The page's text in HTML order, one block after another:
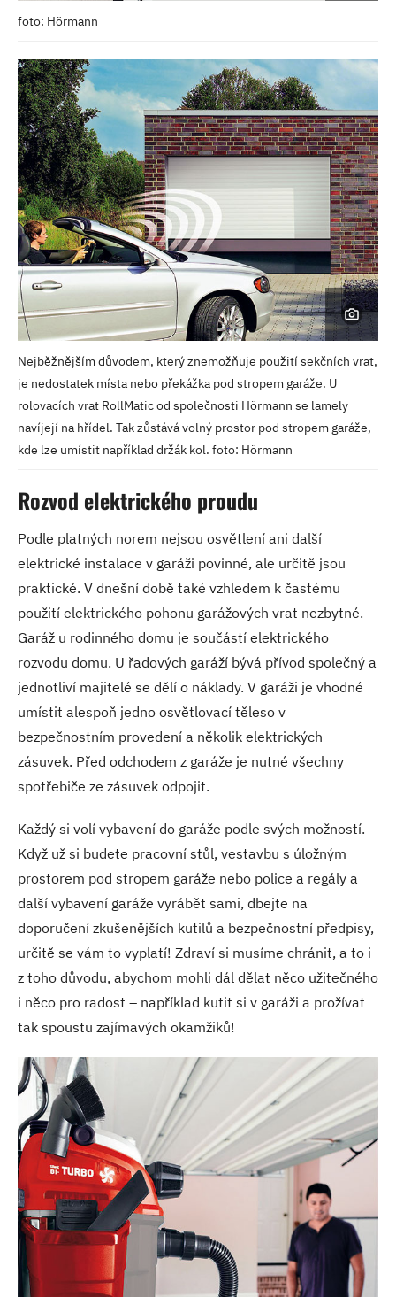
foto: Hörmann
Nejběžnějším důvodem, který znemožňuje použití sekčních vrat,
je nedostatek místa nebo překážka pod stropem garáže. U
rolovacích vrat RollMatic od společnosti Hörmann se lamely
navíjejí na hřídel. Tak zůstává volný prostor pod stropem garáže,
kde lze umístit například držák kol. foto: Hörmann
Rozvod elektrického proudu
Podle platných norem nejsou osvětlení ani další
elektrické instalace v garáži povinné, ale určitě jsou
praktické. V dnešní době také vzhledem k častému
použití elektrického pohonu garážových vrat nezbytné.
Garáž u rodinného domu je součástí elektrického
rozvodu domu. U řadových garáží bývá přívod společný a
jednotliví majitelé se dělí o náklady. V garáži je vhodné
umístit alespoň jedno osvětlovací těleso v
bezpečnostním provedení a několik elektrických
zásuvek. Před odchodem z garáže je nutné všechny
spotřebiče ze zásuvek odpojit.
Každý si volí vybavení do garáže podle svých možností.
Když už si budete pracovní stůl, vestavbu s úložným
prostorem pod stropem garáže nebo police a regály a
další vybavení garáže vyrábět sami, dbejte na
doporučení zkušenějších kutilů a bezpečnostní předpisy,
určitě se vám to vyplatí! Zdraví si musíme chránit, a to i
z toho důvodu, abychom mohli dál dělat něco užitečného
i něco pro radost – například kutit si v garáži a prožívat
tak spoustu zajímavých okamžiků!